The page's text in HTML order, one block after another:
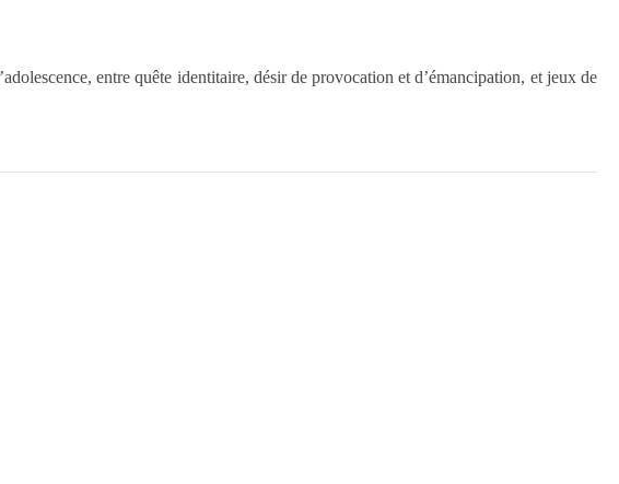
entre quête identitaire, désir de provocation et d’émancipation, et jeux de